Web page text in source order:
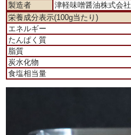
製造者
津軽味噌醤油株式会社
栄養成分表示(100g当たり)
エネルギー
たんぱく質
脂質
炭水化物
食塩相当量